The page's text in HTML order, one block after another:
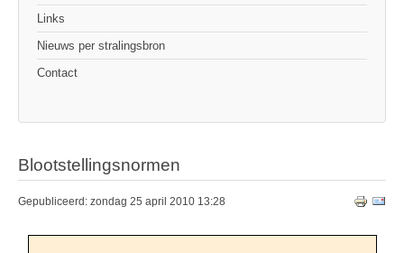
Links
Nieuws per stralingsbron
Contact
Blootstellingsnormen
Gepubliceerd: zondag 25 april 2010 13:28